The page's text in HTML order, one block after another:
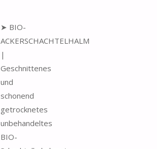
➤ BIO-
ACKERSCHACHTELHALM
|
Geschnittenes
und
schonend
getrocknetes
unbehandeltes
BIO-